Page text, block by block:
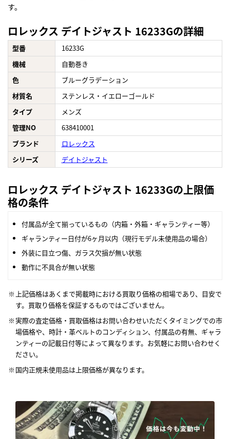
す。
ロレックス デイトジャスト 16233Gの詳細
型番
16233G
機械
自動巻き
色
ブルーグラデーション
材質名
ステンレス・イエローゴールド
タイプ
メンズ
管理NO
638410001
ブランド
ロレックス
シリーズ
デイトジャスト
ロレックス デイトジャスト 16233Gの上限価
格の条件
付属品が全て揃っているもの（内箱・外箱・ギャランティー等）
ギャランティー日付が6ヶ月以内（現行モデル未使用品の場合）
外装に目立つ傷、ガラス欠損が無い状態
動作に不具合が無い状態
上記価格はあくまで掲載時における買取り価格の相場であり、目安で
す。買取り価格を保証するものではございません。
実際の査定価格・買取価格はお問い合わせいただくタイミングでの市
場価格や、時計・革ベルトのコンディション、付属品の有無、ギャラ
ンティーの記載日付等によって異なります。お気軽にお問い合わせく
ださい。
国内正規未使用品は上限価格が異なります。